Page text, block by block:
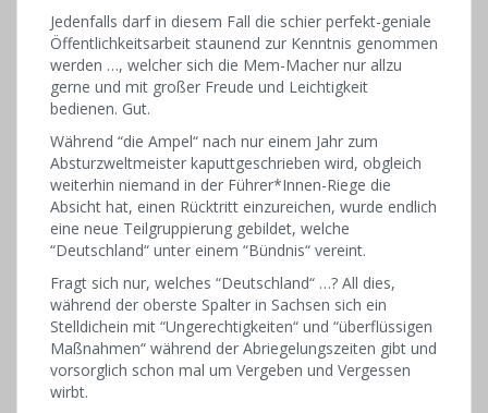
Jedenfalls darf in diesem Fall die schier perfekt-geniale
Öffentlichkeitsarbeit staunend zur Kenntnis genommen
werden …, welcher sich die Mem-Macher nur allzu
gerne und mit großer Freude und Leichtigkeit
bedienen. Gut.
Während “die Ampel“ nach nur einem Jahr zum
Absturzweltmeister kaputtgeschrieben wird, obgleich
weiterhin niemand in der Führer*Innen-Riege die
Absicht hat, einen Rücktritt einzureichen, wurde endlich
eine neue Teilgruppierung gebildet, welche
“Deutschland“ unter einem “Bündnis“ vereint.
Fragt sich nur, welches “Deutschland“ …? All dies,
während der oberste Spalter in Sachsen sich ein
Stelldichein mit “Ungerechtigkeiten“ und “überflüssigen
Maßnahmen“ während der Abriegelungszeiten gibt und
vorsorglich schon mal um Vergeben und Vergessen
wirbt.